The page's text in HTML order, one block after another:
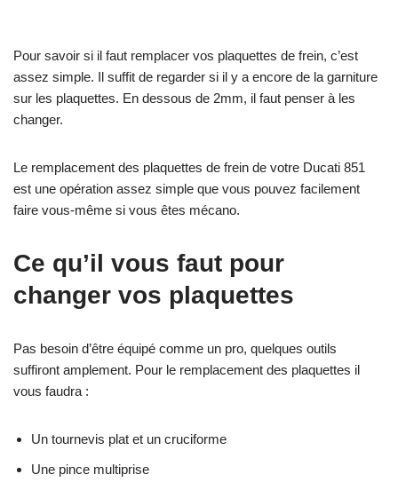
Pour savoir si il faut remplacer vos plaquettes de frein, c’est
assez simple. Il suffit de regarder si il y a encore de la garniture
sur les plaquettes. En dessous de 2mm, il faut penser à les
changer.
Le remplacement des plaquettes de frein de votre Ducati 851
est une opération assez simple que vous pouvez facilement
faire vous-même si vous êtes mécano.
Ce qu’il vous faut pour
changer vos plaquettes
Pas besoin d’être équipé comme un pro, quelques outils
suffiront amplement. Pour le remplacement des plaquettes il
vous faudra :
Un tournevis plat et un cruciforme
Une pince multiprise